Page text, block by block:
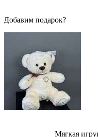
Добавим подарок?
Мягкая